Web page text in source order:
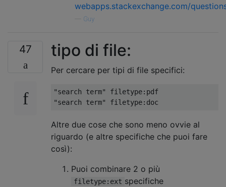
webapps.stackexchange.com/
Guy
47 tipo di file:
Per cercare per tipi di file specifici:
"search term" filetype:pdf
Altre due cose che sono meno ovvie al
riguardo (e altre specifiche che puoi fare
così):
Puoi combinare 2 o più
filetype:ext specifiche